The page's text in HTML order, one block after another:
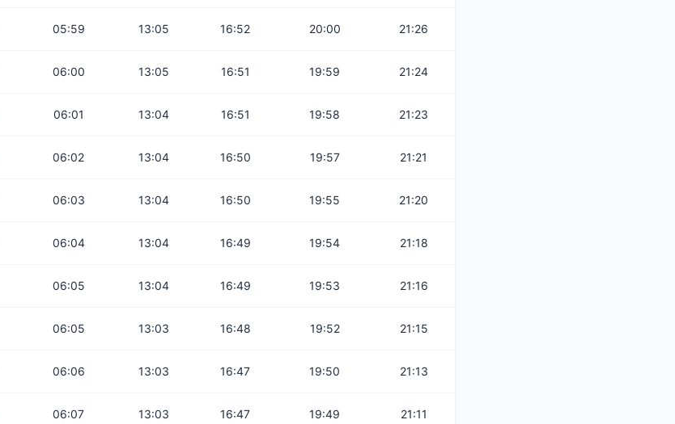
05:59 13:05 16:52 20:00 21:26
06:00 13:05 16:51 19:59 21:24
06:01 13:04 16:51 19:58 21:23
06:02 13:04 16:50 19:57 21:21
06:03 13:04 16:50 19:55 21:20
06:04 13:04 16:49 19:54 21:18
06:05 13:04 16:49 19:53 21:16
06:05 13:03 16:48 19:52 21:15
06:06 13:03 16:47 19:50 21:13
06:07 13:03 16:47 19:49 21:11